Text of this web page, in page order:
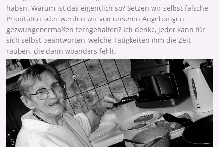
haben. Warum ist das eigentlich so? Setzen wir selbst falsche
Prioritäten oder werden wir von unseren Angehörigen
gezwungenermaßen ferngehalten? Ich denke, jeder kann für
sich selbst beantworten, welche Tätigkeiten ihm die Zeit
rauben, die dann woanders fehlt.